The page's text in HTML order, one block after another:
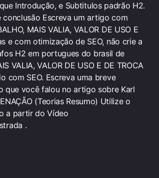
Introdução, e Subtitulos padrão H2.
Escreva um artigo com
MAIS VALIA, VALOR DE USO E
e com otimização de SEO, não crie a
H2 em portugues do brasil de
VALIA, VALOR DE USO E DE TROCA
com SEO. Escreva uma breve
que você falou no artigo sobre Karl
(Teorias Resumo) Utilize o
a partir do Vídeo
.